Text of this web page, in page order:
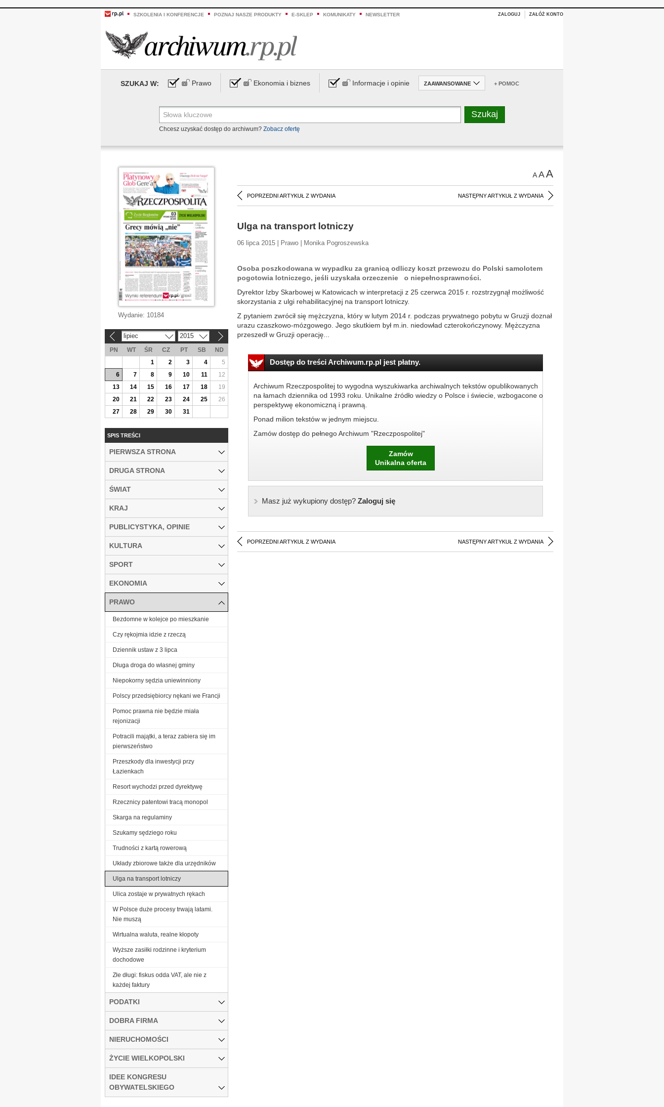
SZKOLENIA I KONFERENCJE POZNAJ NASZE PRODUKTY E-SKLEP KOMUNIKATY NEWSLETTER ZALOGUJ ZAŁÓŻ KONTO
SZUKAJ W: Prawo Ekonomia i biznes Informacje i opinie ZAAWANSOWANE + POMOC
Chcesz uzyskać dostęp do archiwum? Zobacz ofertę
AAA
POPRZEDNI ARTYKUŁ Z WYDANIA NASTĘPNY ARTYKUŁ Z WYDANIA
Ulga na transport lotniczy
06 lipca 2015 | Prawo | Monika Pogroszewska
Osoba poszkodowana w wypadku za granicą odliczy koszt przewozu do Polski samolotem
pogotowia lotniczego, jeśli uzyskała orzeczenie o niepełnosprawności.
Dyrektor Izby Skarbowej w Katowicach w interpretacji z 25 czerwca 2015 r. rozstrzygnął możliwość
skorzystania z ulgi rehabilitacyjnej na transport lotniczy.
Z pytaniem zwrócił się mężczyzna, który w lutym 2014 r. podczas prywatnego pobytu w Gruzji doznał
urazu czaszkowo-mózgowego. Jego skutkiem był m.in. niedowład czterokończynowy. Mężczyzna
przeszedł w Gruzji operację...
Dostęp do treści Archiwum.rp.pl jest płatny.
Archiwum Rzeczpospolitej to wygodna wyszukiwarka archiwalnych tekstów opublikowanych
na łamach dziennika od 1993 roku. Unikalne źródło wiedzy o Polsce i świecie, wzbogacone o
perspektywę ekonomiczną i prawną.
Ponad milion tekstów w jednym miejscu.
Zamów dostęp do pełnego Archiwum "Rzeczpospolitej"
Zamów
Unikalna oferta
Masz już wykupiony dostęp?Zaloguj się
POPRZEDNI ARTYKUŁ Z WYDANIA NASTĘPNY ARTYKUŁ Z WYDANIA
Wydanie: 10184
lipiec 2015
PN WT ŚR CZ PT SB
ND
1
2 3 4
5
6
7 8 9 10 11
12
13
14 15 16 17 18
19
20
21 22 23 24 25
26
27
28 29 30 31
SPIS TREŚCI
PIERWSZA STRONA
DRUGA STRONA
ŚWIAT
KRAJ
PUBLICYSTYKA, OPINIE
KULTURA
SPORT
EKONOMIA
PRAWO
Bezdomne w kolejce po mieszkanie
Czy rękojmia idzie z rzeczą
Dziennik ustaw z 3 lipca
Długa droga do własnej gminy
Niepokorny sędzia uniewinniony
Polscy przedsiębiorcy nękani we Francji
Pomoc prawna nie będzie miała
rejonizacji
Potracili majątki, a teraz zabiera się im
pierwszeństwo
Przeszkody dla inwestycji przy
Łazienkach
Resort wychodzi przed dyrektywę
Rzecznicy patentowi tracą monopol
Skarga na regulaminy
Szukamy sędziego roku
Trudności z kartą rowerową
Układy zbiorowe także dla urzędników
Ulga na transport lotniczy
Ulica zostaje w prywatnych rękach
W Polsce duże procesy trwają latami.
Nie muszą
Wirtualna waluta, realne kłopoty
Wyższe zasiłki rodzinne i kryterium
dochodowe
Złe długi: fiskus odda VAT, ale nie z
każdej faktury
PODATKI
DOBRA FIRMA
NIERUCHOMOŚCI
ŻYCIE WIELKOPOLSKI
IDEE KONGRESU
OBYWATELSKIEGO